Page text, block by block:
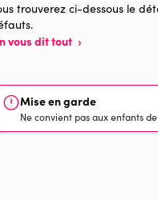
trouverez ci-dessous le
vous dit tout ›
Mise en garde
Ne convient pas aux enfants